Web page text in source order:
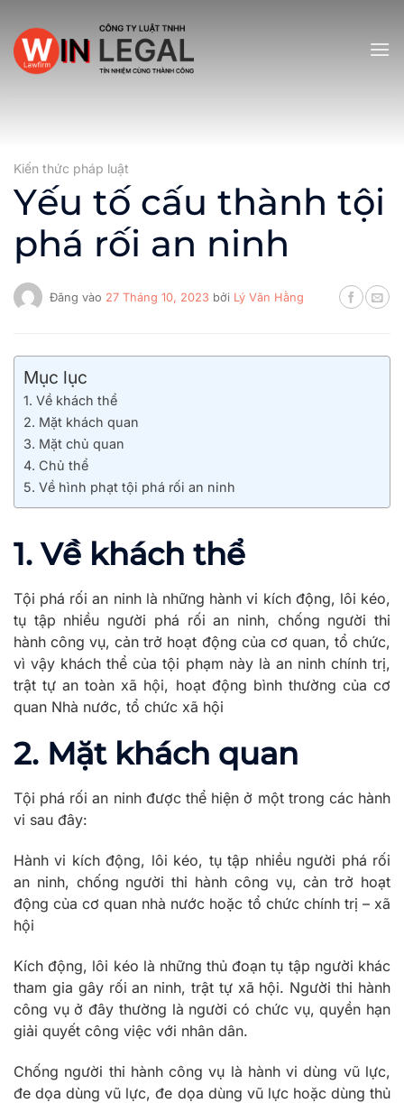
qua
nội
dung
Kiến thức pháp luật
Yếu tố cấu thành tội
phá rối an ninh
Đăng vào 27 Tháng 10, 2023 bởi Lý Văn Hằng
Mục lục
1. Về khách thể
2. Mặt khách quan
3. Mặt chủ quan
4. Chủ thể
5. Về hình phạt tội phá rối an ninh
1. Về khách thể
Tội phá rối an ninh là những hành vi kích động, lôi kéo,
tụ tập nhiều người phá rối an ninh, chống người thi
hành công vụ, cản trở hoạt động của cơ quan, tổ chức,
vì vậy khách thể của tội phạm này là an ninh chính trị,
trật tự an toàn xã hội, hoạt động bình thường của cơ
quan Nhà nước, tổ chức xã hội
2. Mặt khách quan
Tội phá rối an ninh được thể hiện ở một trong các hành
vi sau đây:
Hành vi kích động, lôi kéo, tụ tập nhiều người phá rối
an ninh, chống người thi hành công vụ, cản trở hoạt
động của cơ quan nhà nước hoặc tổ chức chính trị – xã
hội
Kích động, lôi kéo là những thủ đoạn tụ tập người khác
tham gia gây rối an ninh, trật tự xã hội. Người thi hành
công vụ ở đây thường là người có chức vụ, quyền hạn
giải quyết công việc với nhân dân.
Chống người thi hành công vụ là hành vi dùng vũ lực,
đe dọa dùng vũ lực, đe dọa dùng vũ lực hoặc dùng thủ